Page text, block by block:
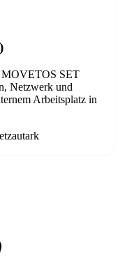
MOVETOS SET
Netzwerk und
Arbeitsplatz in